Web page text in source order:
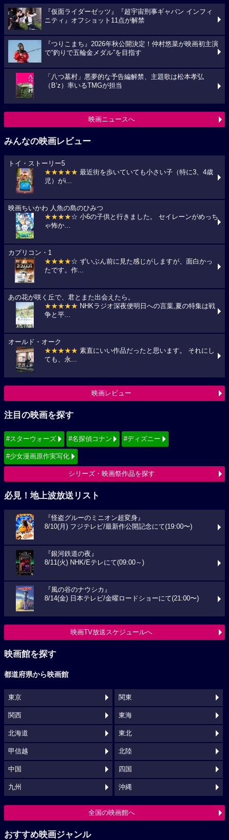
『仮面ライダーゼッツ』『超宇宙刑事ギャバン インフィ
ニティ』オフショット11点が解禁
『つりこまち』2026年秋公開決定！仲村悠菜が映画初主演
で“釣りで五輪金メダル”を目指す
「八つ墓村」悪夢的な予告編解禁、主題歌は松本孝弘
（B’z）率いるTMGが担当
映画ニュースへ
みんなの映画レビュー
トイ・ストーリー5
★★★★★ 最近街を歩いていても小さい子（特に3、4歳
児）がi...
映画ちいかわ 人魚の島のひみつ
★★★★☆ 小6の子供と行きました。 セイレーンがめっち
ゃ怖か...
カプリコン・1
★★★★☆ ずいぶん前に見た感じがしますが、面白かっ
たです。作...
あの花が咲く丘で、君とまた出会えたら。
★★★★★ NHKラジオ深夜便明日への言葉,夏の特集は戦
争と平...
オールド・オーク
★★★★★ 素直にいい作品だったと思います。 それにし
ても、永...
映画レビュー
注目の映画を探す
#スターウォーズ #名探偵コナン #ディズニー
#少女漫画原作実写化
シリーズ・映画祭作品を探す
必見！地上波放送リスト
『怪盗グルーのミニオン超変身』
8/10(月) フジテレビ/最新作公開記念にて(19:00〜)
『銀河鉄道の夜』
8/11(火) NHK/Eテレにて(09:00～)
『風の谷のナウシカ』
8/14(金) 日本テレビ/金曜ロードショーにて(21:00〜)
映画TV放送スケジュールへ
映画館を探す
都道府県から映画館
東京 関東
関西 東海
北海道 東北
甲信越 北陸
中国 四国
九州 沖縄
全国の映画館へ
おすすめ映画ジャンル